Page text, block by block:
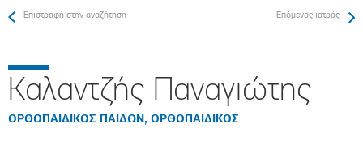
Επιστροφή στην αναζήτηση Επόμενος ιατρός
Καλαντζής Παναγιώτης
ΟΡΘΟΠΑΙΔΙΚΟΣ ΠΑΙΔΩΝ, ΟΡΘΟΠΑΙΔΙΚΟΣ